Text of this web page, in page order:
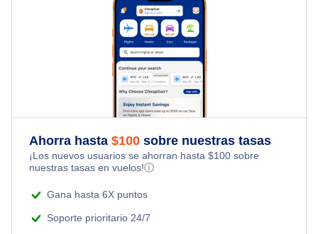
Ahorra hasta $100 sobre nuestras tasas
¡Los nuevos usuarios se ahorran hasta $100 sobre
nuestras tasas en vuelos!ⓘ
Gana hasta 6X puntos
Soporte prioritario 24/7